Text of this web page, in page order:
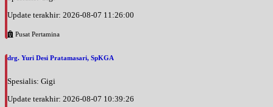
Update terakhir: 2026-08-07 11:26:00
Pusat Pertamina
drg. Yuri Desi Pratamasari, SpKGA
Spesialis: Gigi
Update terakhir: 2026-08-07 10:39:26